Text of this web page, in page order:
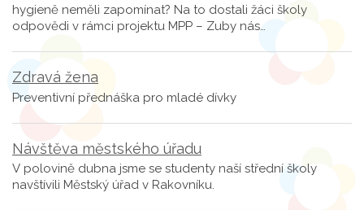
hygieně neměli zapomínat? Na to dostali žáci školy
odpovědi v rámci projektu MPP – Zuby nás…
Zdravá žena
Preventivní přednáška pro mladé dívky
Návštěva městského úřadu
V polovině dubna jsme se studenty naší střední školy
navštívili Městský úřad v Rakovníku.